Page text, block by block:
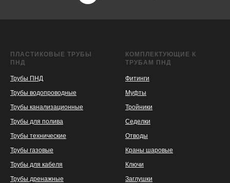
KASPI
SATU
WILDBERRIES
ПЛАСТИКОВЫЕ ТРУБЫ
ПНД
Трубы ПНД
Трубы водопроводные
Трубы канализационные
Трубы для полива
Трубы технические
Трубы газовые
Трубы для кабеля
Трубы дренажные
КОМПЛЕКТУЮЩИЕ К
ТРУБАМ ПНД
Фитинги
Муфты
Тройники
Седелки
Отводы
Краны шаровые
Ключи
Заглушки